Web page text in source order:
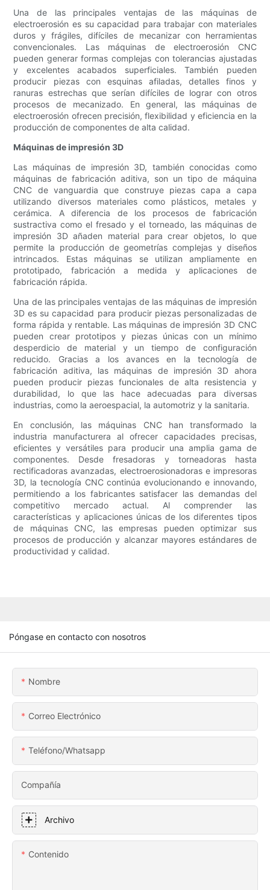
Una de las principales ventajas de las máquinas de
electroerosión es su capacidad para trabajar con materiales
duros y frágiles, difíciles de mecanizar con herramientas
convencionales. Las máquinas de electroerosión CNC
pueden generar formas complejas con tolerancias ajustadas
y excelentes acabados superficiales. También pueden
producir piezas con esquinas afiladas, detalles finos y
ranuras estrechas que serían difíciles de lograr con otros
procesos de mecanizado. En general, las máquinas de
electroerosión ofrecen precisión, flexibilidad y eficiencia en la
producción de componentes de alta calidad.
Máquinas de impresión 3D
Las máquinas de impresión 3D, también conocidas como
máquinas de fabricación aditiva, son un tipo de máquina
CNC de vanguardia que construye piezas capa a capa
utilizando diversos materiales como plásticos, metales y
cerámica. A diferencia de los procesos de fabricación
sustractiva como el fresado y el torneado, las máquinas de
impresión 3D añaden material para crear objetos, lo que
permite la producción de geometrías complejas y diseños
intrincados. Estas máquinas se utilizan ampliamente en
prototipado, fabricación a medida y aplicaciones de
fabricación rápida.
Una de las principales ventajas de las máquinas de impresión
3D es su capacidad para producir piezas personalizadas de
forma rápida y rentable. Las máquinas de impresión 3D CNC
pueden crear prototipos y piezas únicas con un mínimo
desperdicio de material y un tiempo de configuración
reducido. Gracias a los avances en la tecnología de
fabricación aditiva, las máquinas de impresión 3D ahora
pueden producir piezas funcionales de alta resistencia y
durabilidad, lo que las hace adecuadas para diversas
industrias, como la aeroespacial, la automotriz y la sanitaria.
En conclusión, las máquinas CNC han transformado la
industria manufacturera al ofrecer capacidades precisas,
eficientes y versátiles para producir una amplia gama de
componentes. Desde fresadoras y torneadoras hasta
rectificadoras avanzadas, electroerosionadoras e impresoras
3D, la tecnología CNC continúa evolucionando e innovando,
permitiendo a los fabricantes satisfacer las demandas del
competitivo mercado actual. Al comprender las
características y aplicaciones únicas de los diferentes tipos
de máquinas CNC, las empresas pueden optimizar sus
procesos de producción y alcanzar mayores estándares de
productividad y calidad.
Póngase en contacto con nosotros
Nombre
Correo Electrónico
Teléfono/whatsapp
Compañía
Archivo
Contenido